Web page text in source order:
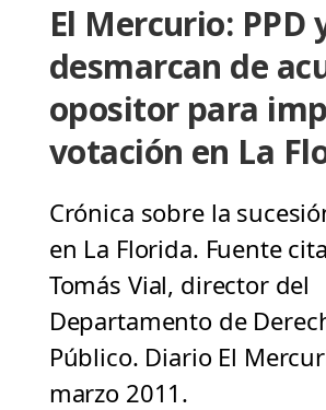
El Mercurio: PPD
desmarcan de
opositor para
votación en La
Crónica sobre la
en La Florida. Fuente
Tomás Vial, director del
Departamento de
Público. Diario El
marzo 2011.